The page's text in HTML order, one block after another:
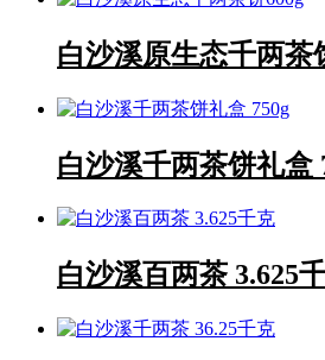
白沙溪原生态千两茶
白沙溪千两茶饼礼盒
白沙溪百两茶 3.625